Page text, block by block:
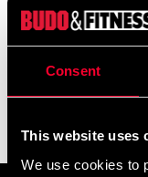
Consent
This website uses
We use cookies to
behagelig og nyttig i